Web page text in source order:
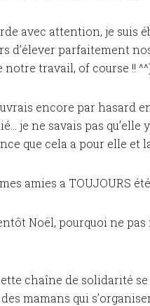
avec attention, je suis
d’élever parfaitement
notre travail, of course !!
encore par hasard
je ne savais pas
que cela a pour elle
amies a TOUJOURS
Noël, pourquoi ne
chaîne de solidarité
mamans qui